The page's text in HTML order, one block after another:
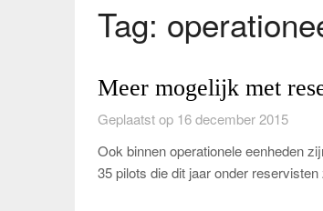
Tag:
Meer mogelijk met
Geplaatst op 16 december 2015
Ook binnen operationele eenheden
35 pilots die dit jaar onder